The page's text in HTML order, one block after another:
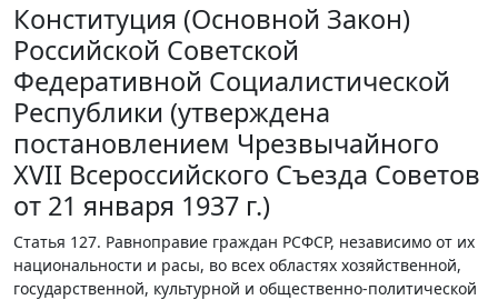
Конституция (Основной Закон)
Российской Советской
Федеративной Социалистической
Республики (утверждена
постановлением Чрезвычайного
XVII Всероссийского Съезда Советов
от 21 января 1937 г.)
Статья 127. Равноправие граждан РСФСР, независимо от их
национальности и расы, во всех областях хозяйственной,
государственной, культурной и общественно-политической